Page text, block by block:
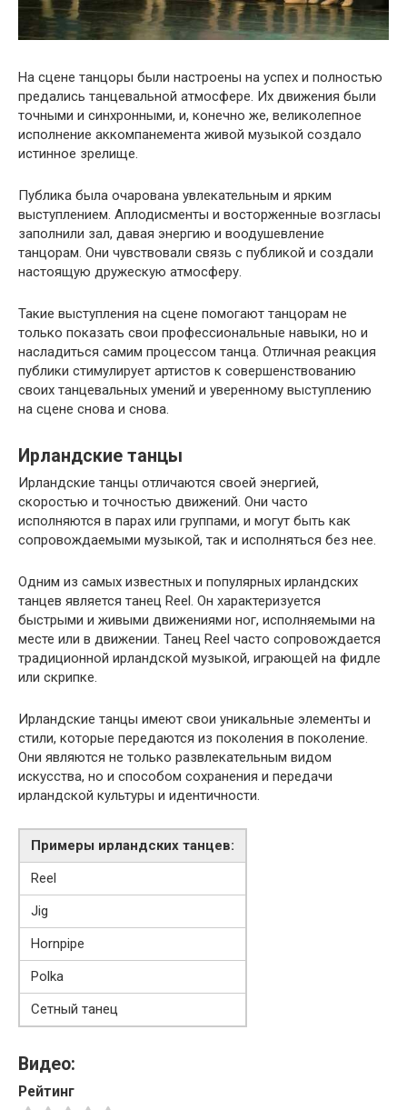
На сцене танцоры были настроены на успех и полностью
предались танцевальной атмосфере. Их движения были
точными и синхронными, и, конечно же, великолепное
исполнение аккомпанемента живой музыкой создало
истинное зрелище.
Публика была очарована увлекательным и ярким
выступлением. Аплодисменты и восторженные возгласы
заполнили зал, давая энергию и воодушевление
танцорам. Они чувствовали связь с публикой и создали
настоящую дружескую атмосферу.
Такие выступления на сцене помогают танцорам не
только показать свои профессиональные навыки, но и
насладиться самим процессом танца. Отличная реакция
публики стимулирует артистов к совершенствованию
своих танцевальных умений и уверенному выступлению
на сцене снова и снова.
Ирландские танцы
Ирландские танцы отличаются своей энергией,
скоростью и точностью движений. Они часто
исполняются в парах или группами, и могут быть как
сопровождаемыми музыкой, так и исполняться без нее.
Одним из самых известных и популярных ирландских
танцев является танец Reel. Он характеризуется
быстрыми и живыми движениями ног, исполняемыми на
месте или в движении. Танец Reel часто сопровождается
традиционной ирландской музыкой, играющей на фидле
или скрипке.
Ирландские танцы имеют свои уникальные элементы и
стили, которые передаются из поколения в поколение.
Они являются не только развлекательным видом
искусства, но и способом сохранения и передачи
ирландской культуры и идентичности.
Примеры ирландских танцев:
Reel
Jig
Hornpipe
Polka
Сетный танец
Видео:
Рейтинг